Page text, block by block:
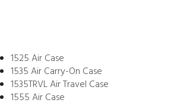
1525 Air Case
1535 Air Carry-On Case
1535TRVL Air Travel Case
1555 Air Case